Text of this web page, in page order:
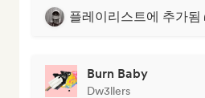
플레이리스트에 추가됨
Burn Baby
Dw3llers